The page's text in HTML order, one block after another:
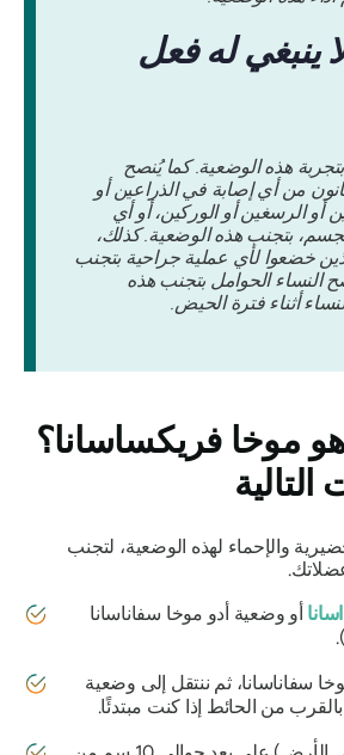
ينبغي له فعل
هذه الوضعية. كما يُنصح
من أي إصابة في الذراعين أو
أو الرسغين أو الوركين، أو أي
بتجنب هذه الوضعية. كذلك،
خضعوا لأي عملية جراحية بتجنب
النساء الحوامل بتجنب هذه
أثناء فترة الحيض.
موخا فريكساسانا؟
والإحماء لهذه الوضعية، لتجنب
أو وضعية أدو موخا سفاناسانا
سفاناسانا، ثم ننتقل إلى وضعية
من الحائط إذا كنت مبتدئًا.